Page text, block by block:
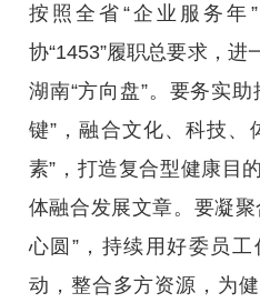
按照全省“企业服务年
协“1453”履职总要求，
湖南“方向盘”。要务实
键”，融合文化、科技、
素”，打造复合型健康目
体融合发展文章。要凝
心圆”，持续用好委员
动，整合多方资源，为